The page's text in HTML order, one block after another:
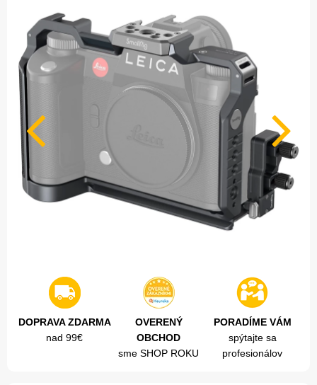
DOPRAVA ZDARMA
nad 99€
OVERENÝ
OBCHOD
sme SHOP ROKU
PORADÍME VÁM
spýtajte sa
profesionálov